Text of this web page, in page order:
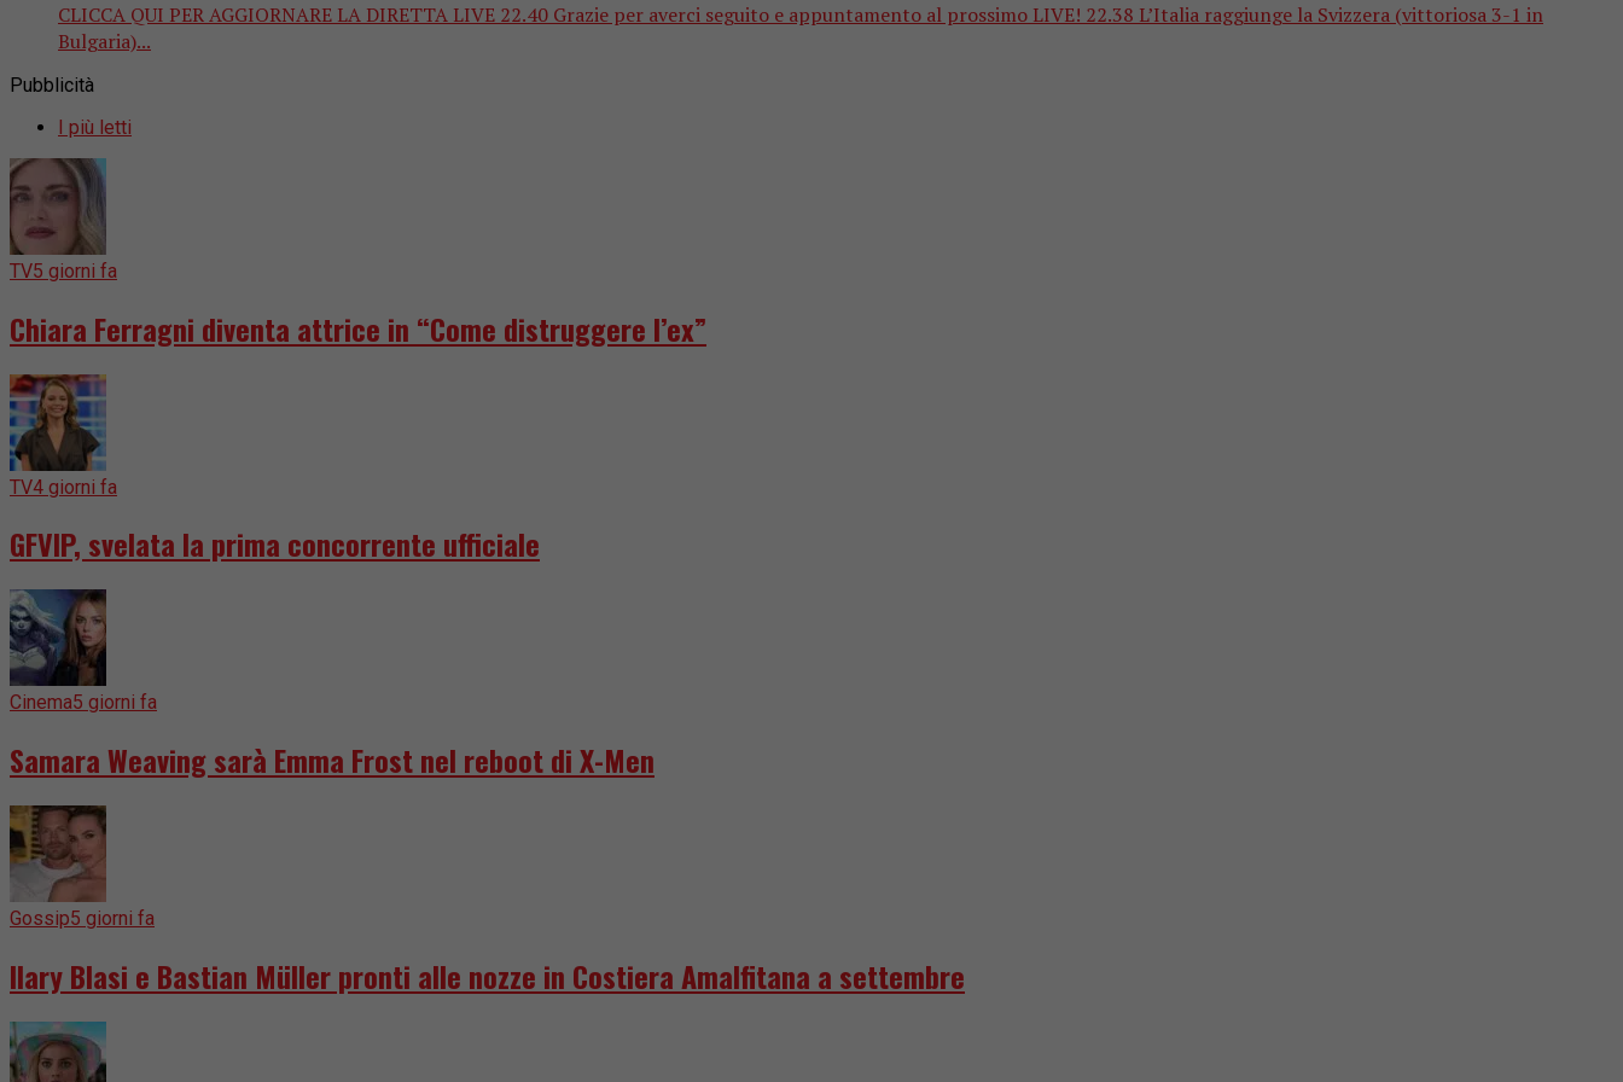
CLICCA QUI PER AGGIORNARE LA DIRETTA LIVE 22.40 Grazie per averci seguito e appuntamento al prossimo LIVE! 22.38 L’Italia raggiunge la Svizzera (vittoriosa 3-1 in
Bulgaria)...
Pubblicità
I più letti
TV5 giorni fa
Chiara Ferragni diventa attrice in “Come distruggere l’ex”
TV4 giorni fa
GFVIP, svelata la prima concorrente ufficiale
Cinema5 giorni fa
Samara Weaving sarà Emma Frost nel reboot di X-Men
Gossip5 giorni fa
Ilary Blasi e Bastian Müller pronti alle nozze in Costiera Amalfitana a settembre